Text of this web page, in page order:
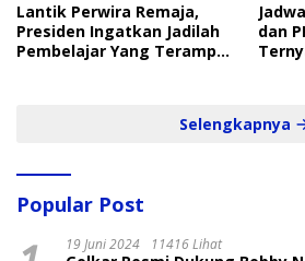
Lantik Perwira Remaja,
Presiden Ingatkan Jadilah
Pembelajar Yang Terampil
dan
Selengkapnya
Popular Post
19 Juni 2024 11416 Lihat